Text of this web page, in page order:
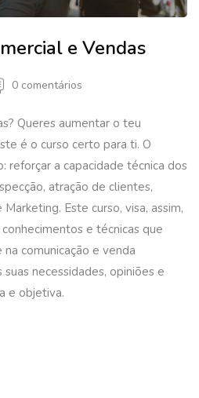
e Vendas
0 comentários
Queres aumentar o teu
é o curso certo para ti. O
reforçar a capacidade técnica dos
atração de clientes,
Este curso, visa, assim,
e técnicas que
comunicação e venda
necessidades, opiniões e
e objetiva.